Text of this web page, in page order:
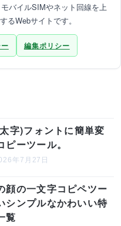
バイルSIMやネット回線を上
るWebサイトです。
編集ポリシー
字)フォントに簡単変
ーツール。
年7月27日
顔の一文字コピペツー
シンプルなかわいい特
覧